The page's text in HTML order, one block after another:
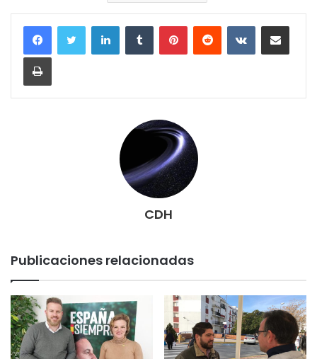
LinkedInTumblr PinterestReddit VKontakteCompartir por
Imprimir
CDH
Publicaciones relacionadas